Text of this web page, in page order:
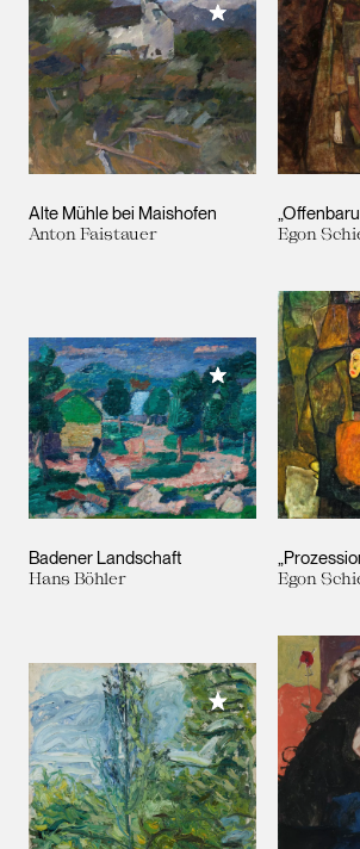
Alte Mühle bei Maishofen
Anton Faistauer
Meiner Sammlung
Egon
Badener Landschaft
Hans Böhler
Meiner Sammlung
Egon
Meiner Sammlung